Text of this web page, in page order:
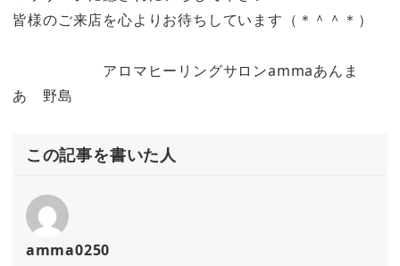
皆様のご来店を心よりお待ちしています（＊＾＾＊）
アロマヒーリングサロンammaあんま
あ 野島
この記事を書いた人
amma0250